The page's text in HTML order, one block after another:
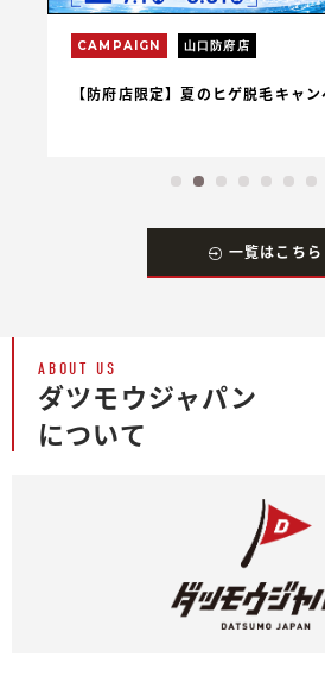
CAMPAIGN 東広島店
【東広島店限定】カスタム
一覧はこちら
ABOUT US
ダツモウジャパン
について